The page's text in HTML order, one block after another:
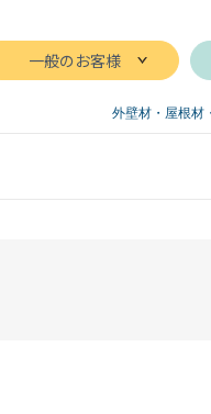
一般のお客様
外壁材・屋根材